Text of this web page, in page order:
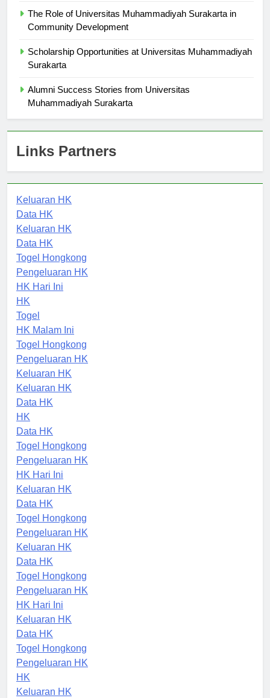
The Role of Universitas Muhammadiyah Surakarta in
Scholarship Opportunities at Universitas Muhammadiyah
Alumni Success Stories from Universitas
Links Partners
Keluaran HK
Data HK
Keluaran HK
Data HK
Togel Hongkong
Pengeluaran HK
HK Hari Ini
HK
Togel
HK Malam Ini
Togel Hongkong
Pengeluaran HK
Keluaran HK
Keluaran HK
Data HK
HK
Data HK
Togel Hongkong
Pengeluaran HK
HK Hari Ini
Keluaran HK
Data HK
Togel Hongkong
Pengeluaran HK
Keluaran HK
Data HK
Togel Hongkong
Pengeluaran HK
HK Hari Ini
Keluaran HK
Data HK
Togel Hongkong
Pengeluaran HK
HK